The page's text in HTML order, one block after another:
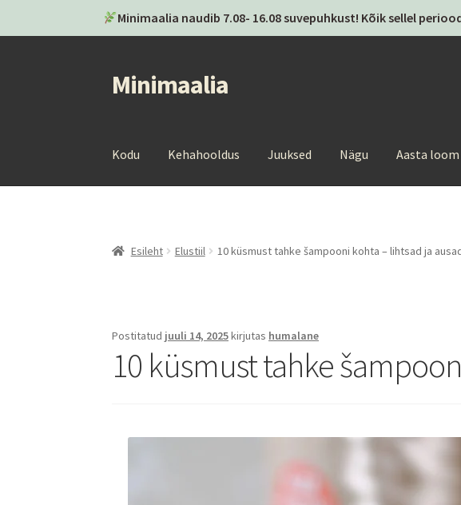
Minimaalia naudib 7.08- 16.08 suvepuhkust! Kõik sellel
Liigu
navigeerimisele
Liigu
sisu
Minimaalia
Kodu Kehahooldus Juuksed Nägu Aasta loom
Esileht Elustiil 10 küsmust tahke šampooni kohta – lihtsad ja
Postitatud juuli 14, 2025kirjutas humalane
10 küsmust tahke